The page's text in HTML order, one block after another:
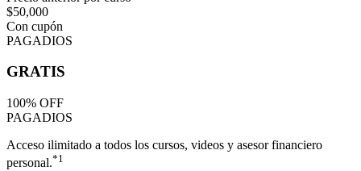
$50,000
Con cupón
PAGADIOS
GRATIS
100% OFF
PAGADIOS
Acceso ilimitado a todos los cursos, videos y asesor financiero
personal.*1